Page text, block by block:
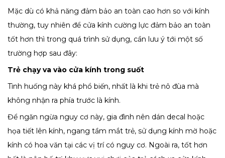
Mặc dù có khả năng đảm bảo an toàn cao hơn so với kính
thường, tuy nhiên để cửa kính cường lực đảm bảo an toàn
tốt hơn thì trong quá trình sử dụng, cần lưu ý tới một số
trường hợp sau đây:
Trẻ chạy va vào cửa kính trong suốt
Tình huống này khá phổ biến, nhất là khi trẻ nô đùa mà
không nhận ra phía trước là kính.
Để ngăn ngừa nguy cơ này, gia đình nên dán decal hoặc
họa tiết lên kính, ngang tầm mắt trẻ, sử dụng kính mờ hoặc
kính có hoa văn tại các vị trí có nguy cơ. Ngoài ra, tốt hơn